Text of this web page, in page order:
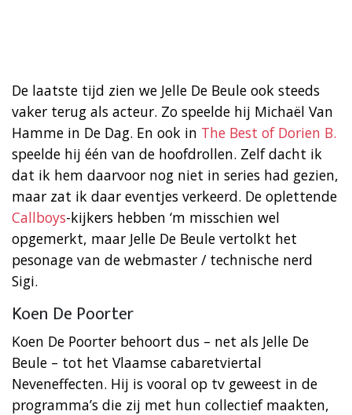
De laatste tijd zien we Jelle De Beule ook steeds
vaker terug als acteur. Zo speelde hij Michaël Van
Hamme in De Dag. En ook in The Best of Dorien B.
speelde hij één van de hoofdrollen. Zelf dacht ik
dat ik hem daarvoor nog niet in series had gezien,
maar zat ik daar eventjes verkeerd. De oplettende
Callboys-kijkers hebben ‘m misschien wel
opgemerkt, maar Jelle De Beule vertolkt het
pesonage van de webmaster / technische nerd
Sigi.
Koen De Poorter
Koen De Poorter behoort dus – net als Jelle De
Beule – tot het Vlaamse cabaretviertal
Neveneffecten. Hij is vooral op tv geweest in de
programma’s die zij met hun collectief maakten,